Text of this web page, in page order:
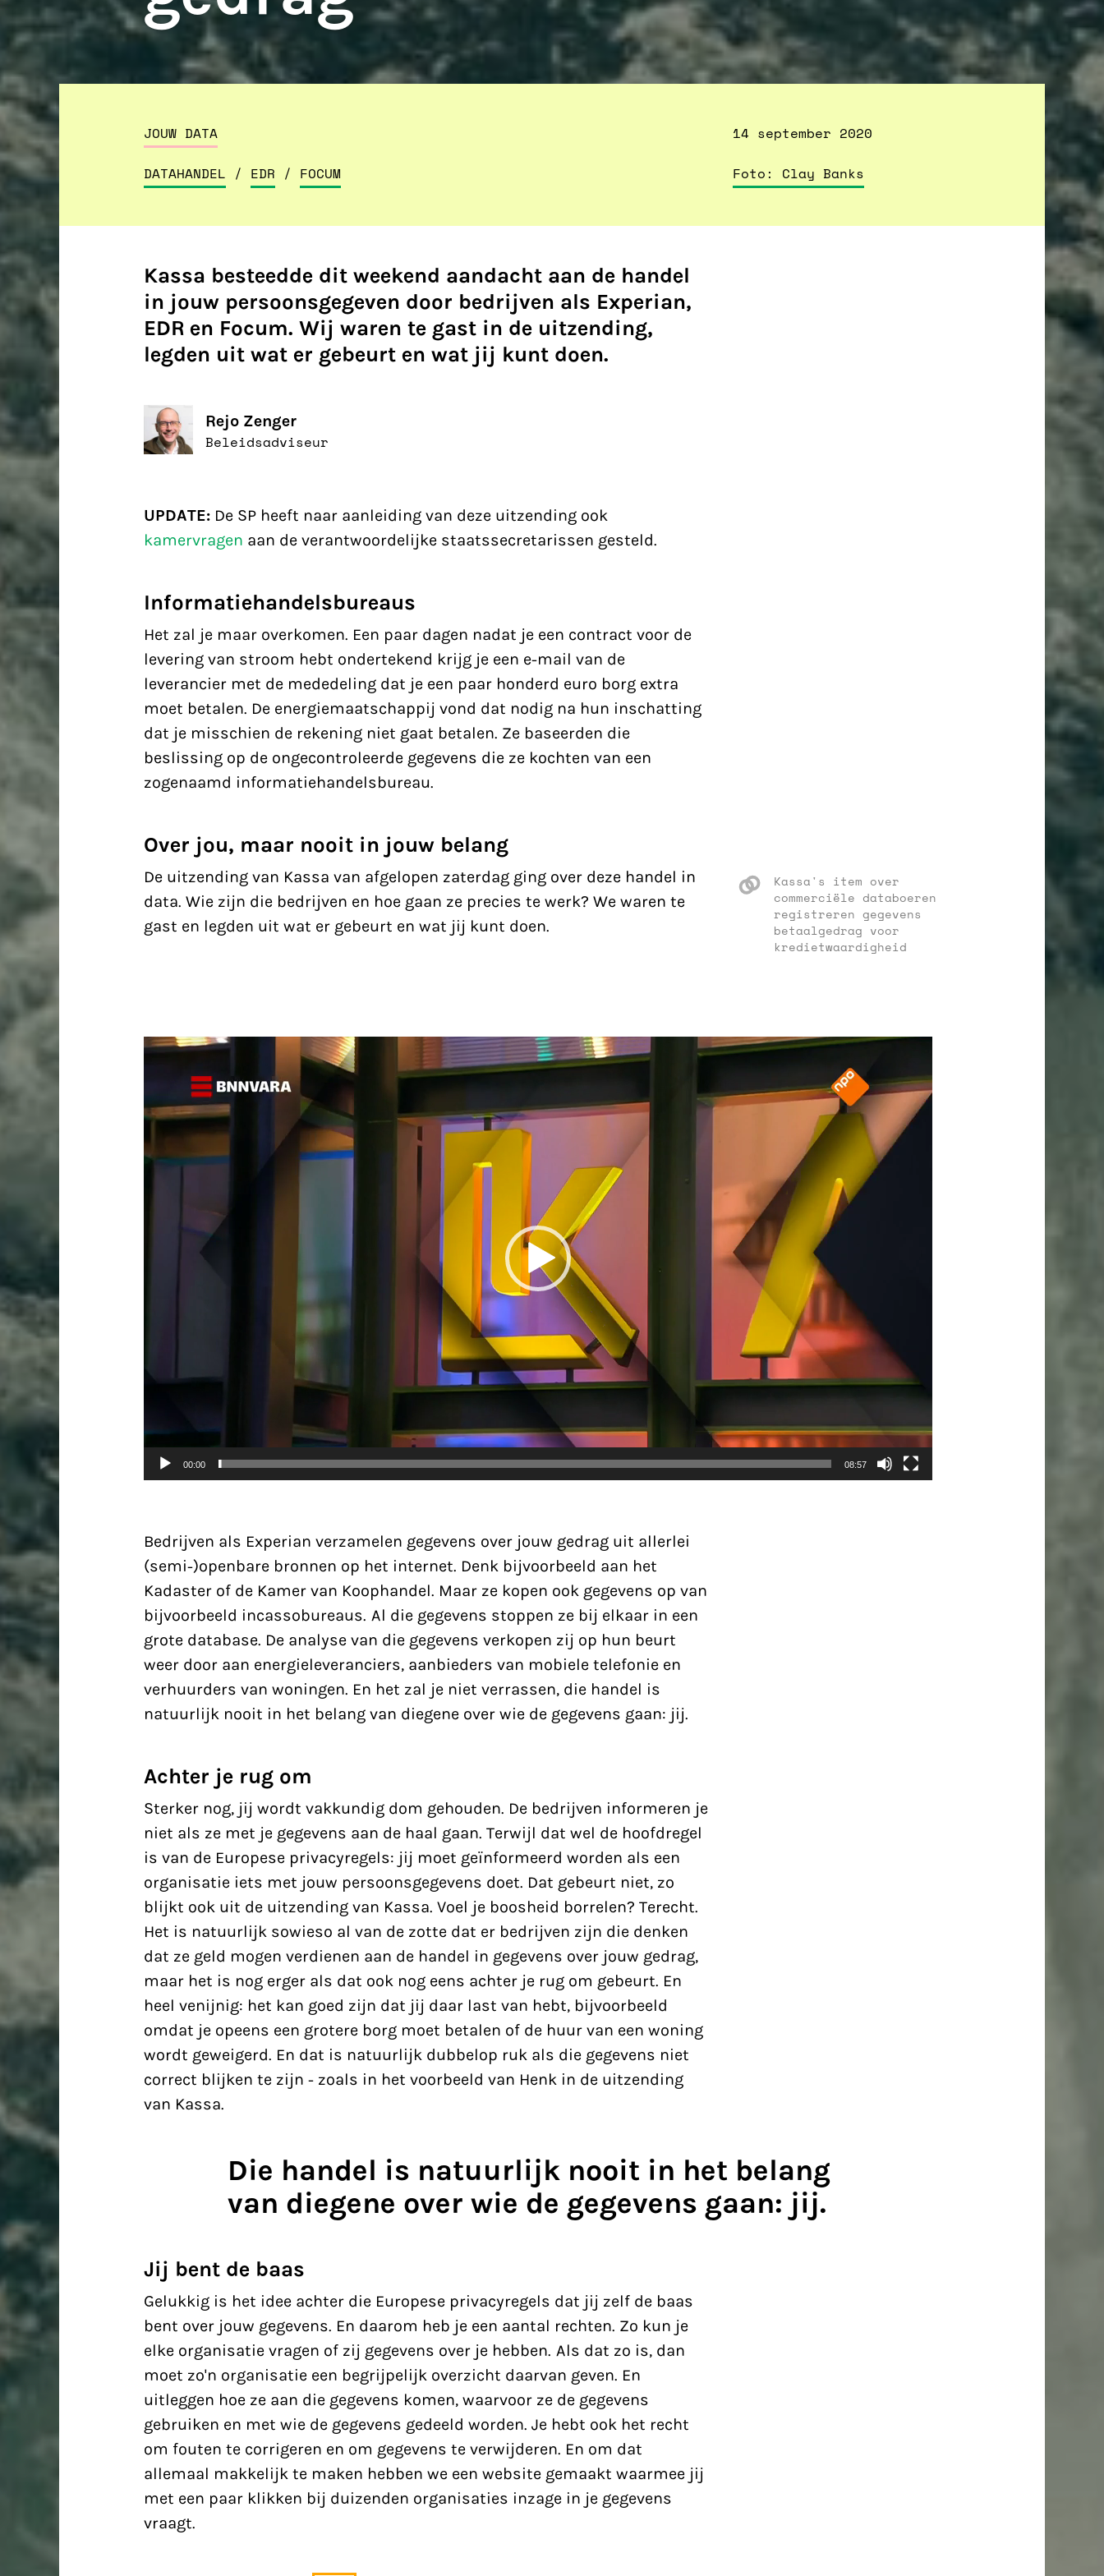
JOUW DATA
DATAHANDEL / EDR / FOCUM
14 september 2020
Foto: Clay Banks
Kassa besteedde dit weekend aandacht aan de handel
in jouw persoonsgegeven door bedrijven als Experian,
EDR en Focum. Wij waren te gast in de uitzending,
legden uit wat er gebeurt en wat jij kunt doen.
Rejo Zenger
Beleidsadviseur
UPDATE: De SP heeft naar aanleiding van deze uitzending ook
kamervragen aan de verantwoordelijke staatssecretarissen gesteld.
Informatiehandelsbureaus
Het zal je maar overkomen. Een paar dagen nadat je een contract voor de
levering van stroom hebt ondertekend krijg je een e-mail van de
leverancier met de mededeling dat je een paar honderd euro borg extra
moet betalen. De energiemaatschappij vond dat nodig na hun inschatting
dat je misschien de rekening niet gaat betalen. Ze baseerden die
beslissing op de ongecontroleerde gegevens die ze kochten van een
zogenaamd informatiehandelsbureau.
Over jou, maar nooit in jouw belang
De uitzending van Kassa
Kassa's item over
commerciële databoeren
registreren gegevens
betaalgedrag voor
kredietwaardigheid
van afgelopen zaterdag ging over deze handel in
data. Wie zijn die bedrijven en hoe gaan ze precies te werk? We waren te
gast en legden uit wat er gebeurt en wat jij kunt doen.
Videospeler
00:00 08:57
Bedrijven als Experian verzamelen gegevens over jouw gedrag uit allerlei
(semi-)openbare bronnen op het internet. Denk bijvoorbeeld aan het
Kadaster of de Kamer van Koophandel. Maar ze kopen ook gegevens op van
bijvoorbeeld incassobureaus. Al die gegevens stoppen ze bij elkaar in een
grote database. De analyse van die gegevens verkopen zij op hun beurt
weer door aan energieleveranciers, aanbieders van mobiele telefonie en
verhuurders van woningen. En het zal je niet verrassen, die handel is
natuurlijk nooit in het belang van diegene over wie de gegevens gaan: jij.
Achter je rug om
Sterker nog, jij wordt vakkundig dom gehouden. De bedrijven informeren je
niet als ze met je gegevens aan de haal gaan. Terwijl dat wel de hoofdregel
is van de Europese privacyregels: jij moet geïnformeerd worden als een
organisatie iets met jouw persoonsgegevens doet. Dat gebeurt niet, zo
blijkt ook uit de uitzending van Kassa. Voel je boosheid borrelen? Terecht.
Het is natuurlijk sowieso al van de zotte dat er bedrijven zijn die denken
dat ze geld mogen verdienen aan de handel in gegevens over jouw gedrag,
maar het is nog erger als dat ook nog eens achter je rug om gebeurt. En
heel venijnig: het kan goed zijn dat jij daar last van hebt, bijvoorbeeld
omdat je opeens een grotere borg moet betalen of de huur van een woning
wordt geweigerd. En dat is natuurlijk dubbelop ruk als die gegevens niet
correct blijken te zijn - zoals in het voorbeeld van Henk in de uitzending
van Kassa.
Die handel is natuurlijk nooit in het belang
van diegene over wie de gegevens gaan: jij.
Jij bent de baas
Gelukkig is het idee achter die Europese privacyregels dat jij zelf de baas
bent over jouw gegevens. En daarom heb je een aantal rechten. Zo kun je
elke organisatie vragen of zij gegevens over je hebben. Als dat zo is, dan
moet zo'n organisatie een begrijpelijk overzicht daarvan geven. En
uitleggen hoe ze aan die gegevens komen, waarvoor ze de gegevens
gebruiken en met wie de gegevens gedeeld worden. Je hebt ook het recht
om fouten te corrigeren en om gegevens te verwijderen. En om dat
allemaal makkelijk te maken hebben we een website gemaakt waarmee jij
met een paar klikken bij duizenden organisaties inzage in je gegevens
vraagt.